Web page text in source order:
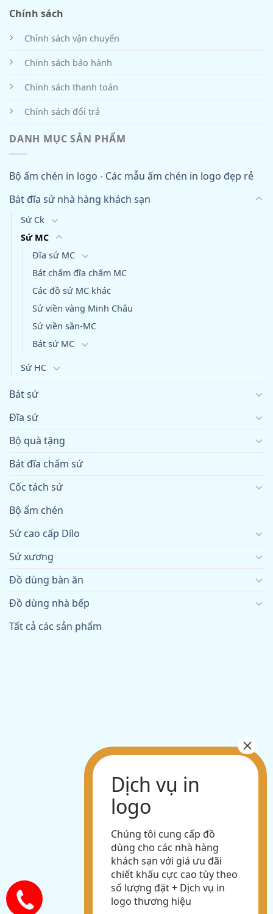
Chính sách
Chính sách vận chuyển
Chính sách bảo hành
Chính sách thanh toán
Chính sách đổi trả
DANH MỤC SẢN PHẨM
Bộ ấm chén in logo - Các mẫu ấm chén in logo đẹp rẻ
Bát đĩa sứ nhà hàng khách sạn
Sứ Ck
Sứ MC
Đĩa sứ MC
Bát chấm đĩa chấm MC
Các đồ sứ MC khác
Sứ viền vàng Minh Châu
Sứ viền sần-MC
Bát sứ MC
Sứ HC
Bát sứ
Đĩa sứ
Bộ quà tặng
Bát đĩa chấm sứ
Cốc tách sứ
Bộ ấm chén
Sứ cao cấp Dílo
Sứ xương
Đồ dùng bàn ăn
Đồ dùng nhà bếp
Tất cả các sản phẩm
Chúng tôi cung cấp đồ
dùng cho các nhà hàng
khách sạn với giá ưu đãi
chiết khấu cực cao tùy theo
số lượng đặt + Dịch vụ in
logo thương hiệu